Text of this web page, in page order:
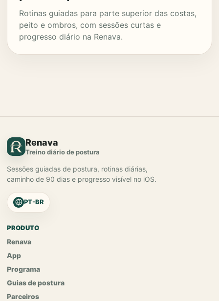
Rotinas guiadas para parte superior das costas,
peito e ombros, com sessões curtas e
progresso diário na Renava.
Renava
Treino diário de postura
Sessões guiadas de postura, rotinas diárias,
caminho de 90 dias e progresso visível no iOS.
PT-BR
PRODUTO
Renava
App
Programa
Guias de postura
Parceiros